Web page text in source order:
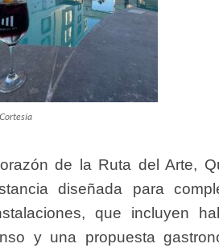
de la Ruta del Arte,
diseñada para
que incluyen
y una propuesta